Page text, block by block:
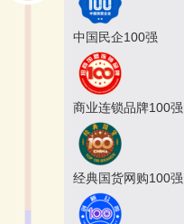
中国民企100强
商业连锁品牌100强
经典国货网购100强